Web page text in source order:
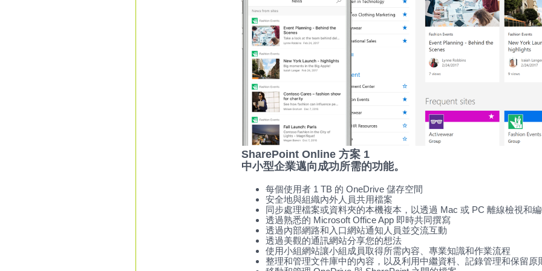
SharePoint Online 方案 1
中小型企業邁向成功所需的功能。
每個使用者 1 TB 的 OneDrive 儲存空間
安全地與組織內外人員共用檔案
同步處理檔案或資料夾的本機複本，以透過 Mac 或 PC 離線檢視和
透過熟悉的 Microsoft Office App 即時共同撰寫
透過內部網路和入口網站通知人員並交流互動
透過美觀的通訊網站分享您的想法
使用小組網站讓小組成員取得所需內容、專業知識和作業流程
整理和管理文件庫中的內容，以及利用中繼資料、記錄管理和保留原